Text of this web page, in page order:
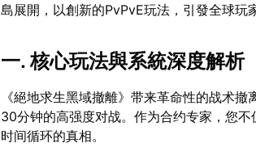
島展開，以創新的PvPvE玩法，引發全球玩
一. 核心玩法與系統深度解析
《絕地求生黑域撤離》带来革命性的战术
30分钟的高强度对战。作为合约专家，您
时间循环的真相。